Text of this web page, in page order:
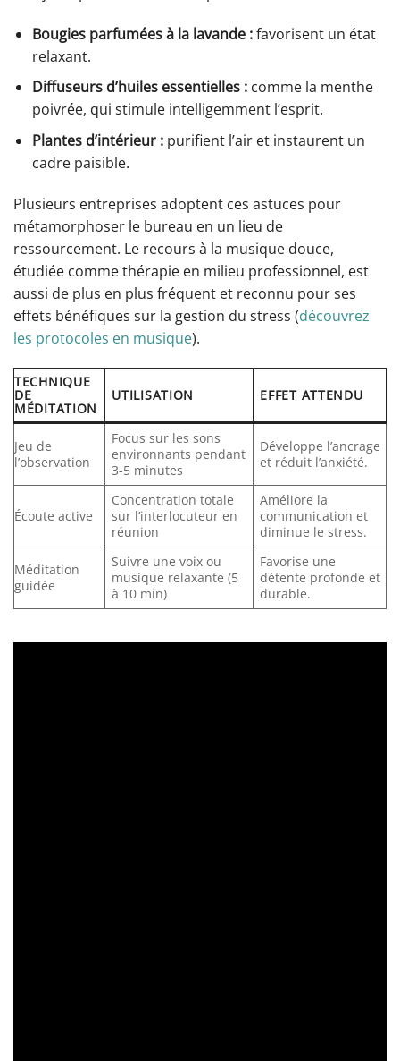
Bougies parfumées à la lavande :favorisent un état
relaxant.
Diffuseurs d’huiles essentielles :comme la menthe
poivrée, qui stimule intelligemment l’esprit.
Plantes d’intérieur :purifient l’air et instaurent un
cadre paisible.
Plusieurs entreprises adoptent ces astuces pour
métamorphoser le bureau en un lieu de
ressourcement. Le recours à la musique douce,
étudiée comme thérapie en milieu professionnel, est
aussi de plus en plus fréquent et reconnu pour ses
effets bénéfiques sur la gestion du stress (découvrez
les protocoles en musique).
TECHNIQUE
DE
MÉDITATION
UTILISATION EFFET ATTENDU
Jeu de
l’observation
Focus sur les sons
environnants pendant
3-5 minutes
Développe l’ancrage
et réduit l’anxiété.
Écoute active
Concentration totale
sur l’interlocuteur en
réunion
Améliore la
communication et
diminue le stress.
Méditation
guidée
Suivre une voix ou
musique relaxante (5
à 10 min)
Favorise une
détente profonde et
durable.